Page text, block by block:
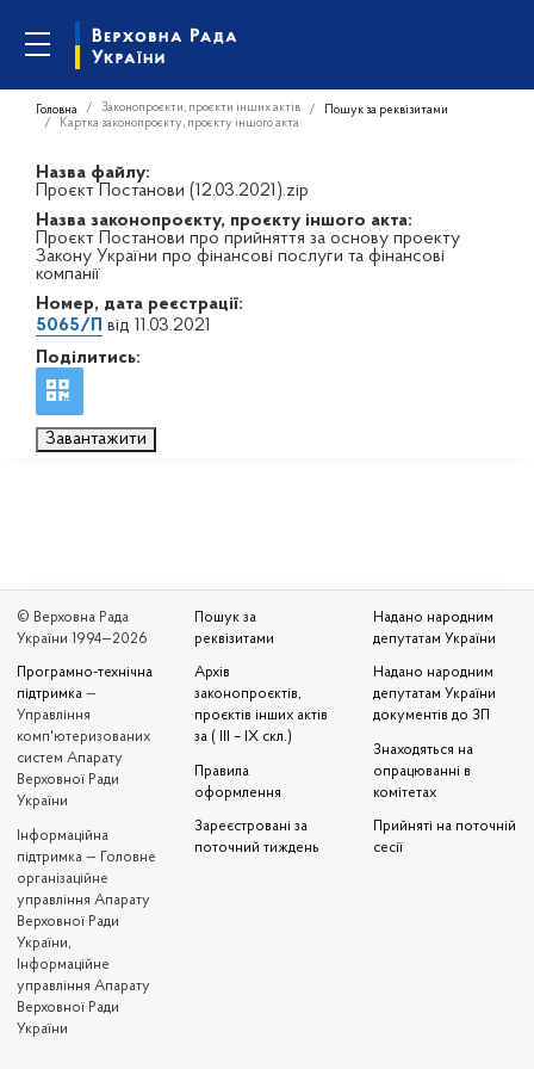
Головна Законопроєкти, проєкти інших актів
Пошук за реквізитами
Картка законопроєкту, проєкту іншого акта
Назва файлу:
Проєкт Постанови (12.03.2021).zip
Назва законопроєкту, проєкту іншого акта:
Проєкт Постанови про прийняття за основу проекту
Закону України про фінансові послуги та фінансові
компанії
Номер, дата реєстрації:
5065/П від 11.03.2021
Поділитись:
Завантажити
© Верховна Рада
України 1994—2026
Програмно-технічна
підтримка —
Управління
комп'ютеризованих
систем Апарату
Верховної Ради
України
Iнформаційна
підтримка — Головне
організаційне
управління Апарату
Верховної Ради
України,
Інформаційне
управління Апарату
Верховної Ради
України
Пошук за
реквізитами
Архів
законопроєктів,
проєктів інших актів
за ( III – IX скл.)
Правила
оформлення
Зареєстровані за
поточний тиждень
Надано народним
депутатам України
Надано народним
депутатам України
документів до ЗП
Знаходяться на
опрацюванні в
комітетах
Прийняті на поточній
сесії